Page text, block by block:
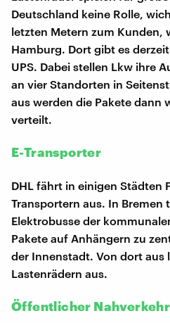
Deutschland keine Rolle,
letzten Metern zum Kunden,
Hamburg. Dort gibt es
UPS. Dabei stellen Lkw ihre
an vier Standorten in
aus werden die Pakete dann
verteilt.
E-Transporter
DHL fährt in einigen Städten
Transportern aus. In Bremen
Elektrobusse der
Pakete auf Anhängern zu
der Innenstadt. Von dort aus
Lastenrädern aus.
Öffentlicher Nahverkehr